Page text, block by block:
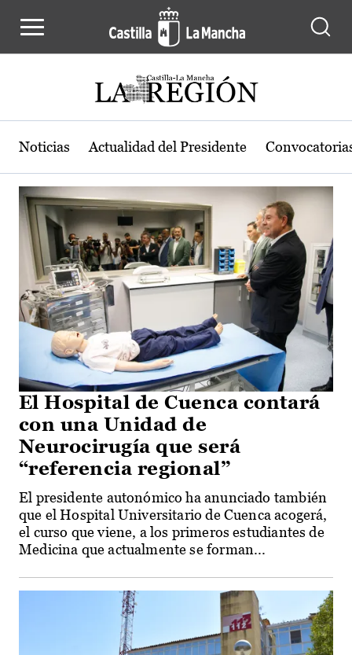
Actualidad de la región de Castilla-
Noticias Actualidad del Presidente
El Hospital de Cuenca contará
con una Unidad de
Neurocirugía que será
“referencia regional”
El presidente autonómico ha anunciado también
que el Hospital Universitario de Cuenca acogerá,
el curso que viene, a los primeros estudiantes de
Medicina que actualmente se forman...